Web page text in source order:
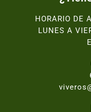
HORARIO DE
LUNES A